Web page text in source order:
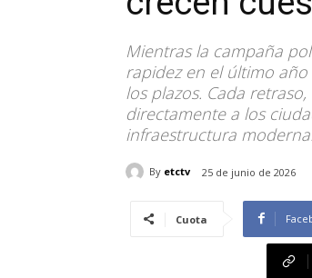
Mientras la campaña
rapidez en el último
los plazos. Cada
directamente a los
infraestructura
By etctv 25 de junio de 2026
Cuota